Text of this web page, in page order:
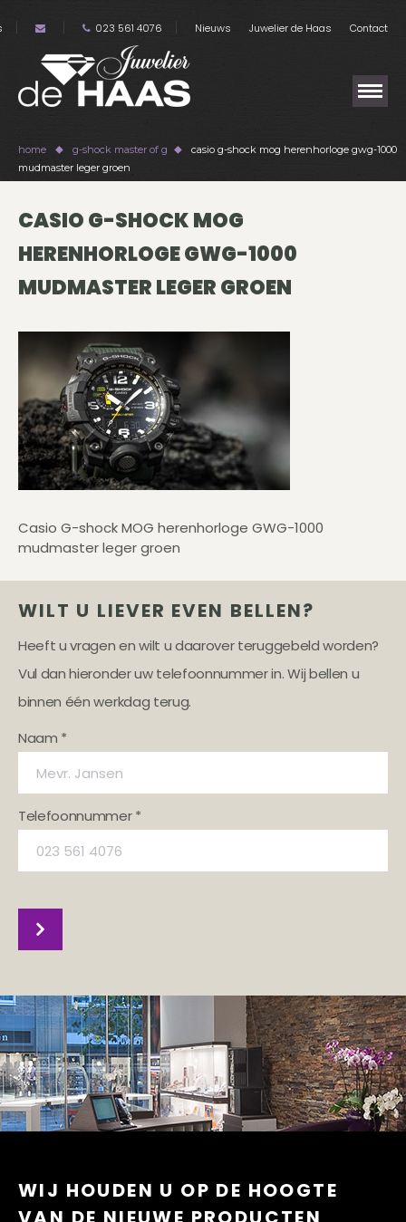
023 561 4076 Nieuws Juwelier de Haas Contact
home g-shock master of g
casio g-shock mog herenhorloge gwg-1000
mudmaster leger groen
CASIO G-SHOCK MOG
HERENHORLOGE GWG-1000
MUDMASTER LEGER GROEN
Casio G-shock MOG herenhorloge GWG-1000
mudmaster leger groen
WILT U LIEVER EVEN BELLEN?
Heeft u vragen en wilt u daarover teruggebeld worden?
Vul dan hieronder uw telefoonnummer in. Wij bellen u
binnen één werkdag terug.
Naam *
Telefoonnummer *
WIJ HOUDEN U OP DE HOOGTE